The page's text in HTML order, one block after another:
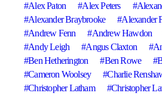
Alex Paton
Alex Peters
Alexander Braybrooke
Alexander
Andrew Fenn
Andrew Hawdon
Andy Leigh
Angus Claxton
Ben Hetherington
Ben Rowe
Cameron Woolsey
Charlie
Christopher Latham
Christopher